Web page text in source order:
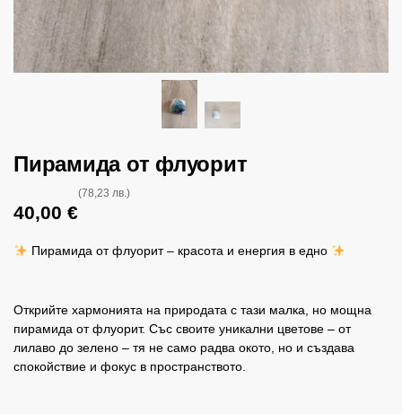
Пирамида от флуорит
40,00 €
(78,23 лв.)
Пирамида от флуорит – красота и енергия в едно
Открийте хармонията на природата с тази малка, но мощна
пирамида от флуорит. Със своите уникални цветове – от
лилаво до зелено – тя не само радва окото, но и създава
спокойствие и фокус в пространството.